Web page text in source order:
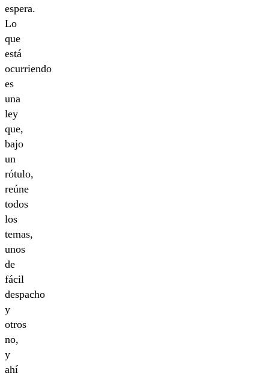
espera.
Lo
que
está
ocurriendo
es
una
ley
que,
bajo
un
rótulo,
reúne
todos
los
temas,
unos
de
fácil
despacho
y
otros
no,
y
ahí